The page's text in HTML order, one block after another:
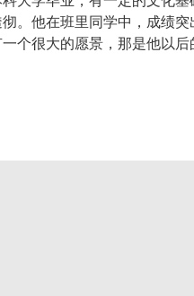
。他在班里同学中，成绩
个很大的愿景，那是他以